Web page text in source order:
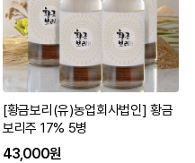
[황금보리(유)농업회사법인] 황금
보리주 17% 5병
43,000원